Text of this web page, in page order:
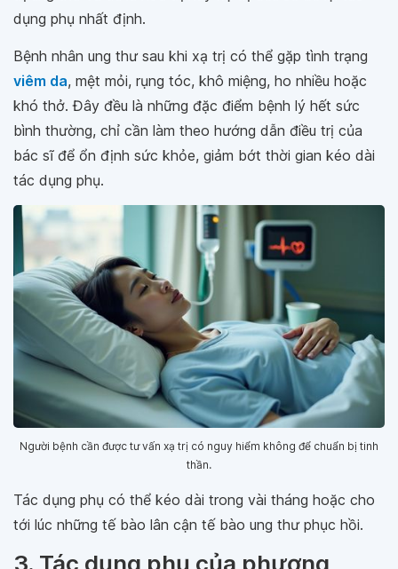
dụng phụ nhất định.
Bệnh nhân ung thư sau khi xạ trị có thể gặp tình trạng
viêm da, mệt mỏi, rụng tóc, khô miệng, ho nhiều hoặc
khó thở. Đây đều là những đặc điểm bệnh lý hết sức
bình thường, chỉ cần làm theo hướng dẫn điều trị của
bác sĩ để ổn định sức khỏe, giảm bớt thời gian kéo dài
tác dụng phụ.
Người bệnh cần được tư vấn xạ trị có nguy hiểm không để chuẩn bị tinh
thần.
Tác dụng phụ có thể kéo dài trong vài tháng hoặc cho
tới lúc những tế bào lân cận tế bào ung thư phục hồi.
3. Tác dụng phụ của phương